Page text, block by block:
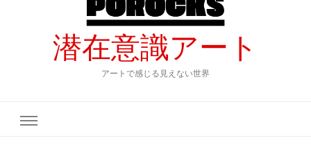
潜在意識アート
アートで感じる見えない世界